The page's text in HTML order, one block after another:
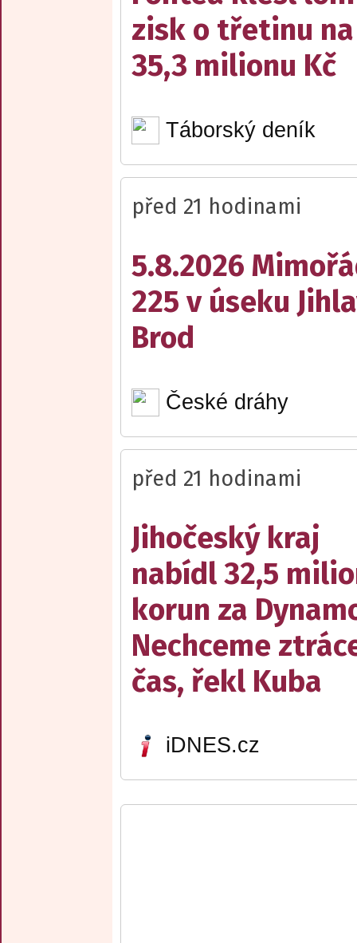
zisk o třetinu na
35,3 milionu Kč
Táborský deník
před 21 hodinami
5.8.2026
225 v úseku
Brod
České dráhy
před 21 hodinami
Jihočeský kraj
nabídl 32,5
korun za
Nechceme
čas, řekl Kuba
iDNES.cz